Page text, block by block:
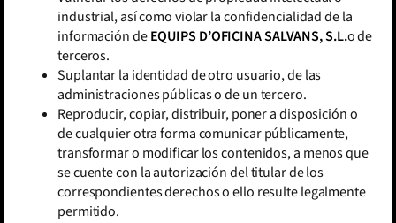
industrial, así como violar la confidencialidad de la
información deEQUIPS D’OFICINA SALVANS, S.L.o de
terceros.
Suplantar la identidad de otro usuario, de las
administraciones públicas o de un tercero.
Reproducir, copiar, distribuir, poner a disposición o
de cualquier otra forma comunicar públicamente,
transformar o modificar los contenidos, a menos que
se cuente con la autorización del titular de los
correspondientes derechos o ello resulte legalmente
permitido.